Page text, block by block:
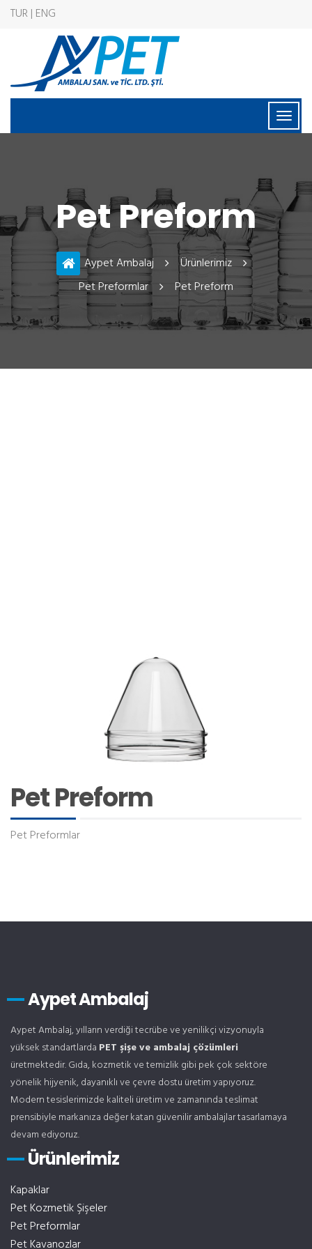
TUR | ENG
Pet Preform
Aypet Ambalaj
Ürünlerimiz
Pet Preformlar
Pet Preform
Pet Preform
Pet Preformlar
Aypet Ambalaj
Aypet Ambalaj, yılların verdiği tecrübe ve yenilikçi vizyonuyla
yüksek standartlarda PET şişe ve ambalaj çözümleri
üretmektedir. Gıda, kozmetik ve temizlik gibi pek çok sektöre
yönelik hijyenik, dayanıklı ve çevre dostu üretim yapıyoruz.
Modern tesislerimizde kaliteli üretim ve zamanında teslimat
prensibiyle markanıza değer katan güvenilir ambalajlar tasarlamaya
devam ediyoruz.
Ürünlerimiz
Kapaklar
Pet Kozmetik Şişeler
Pet Preformlar
Pet Kavanozlar